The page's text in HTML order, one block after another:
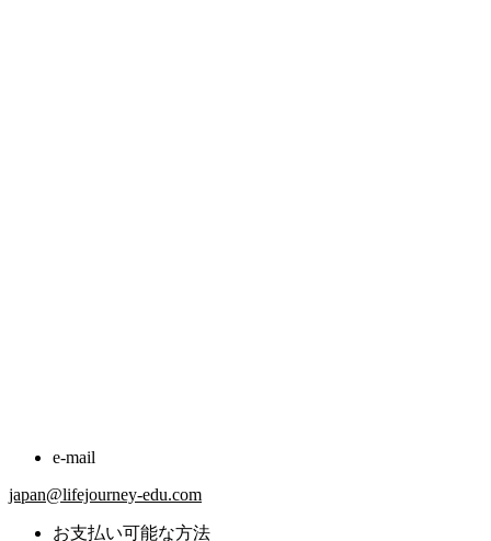
e-mail
japan@lifejourney-edu.com
お支払い可能な方法